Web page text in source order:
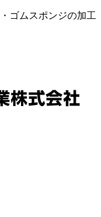
ゴムスポンジの加工